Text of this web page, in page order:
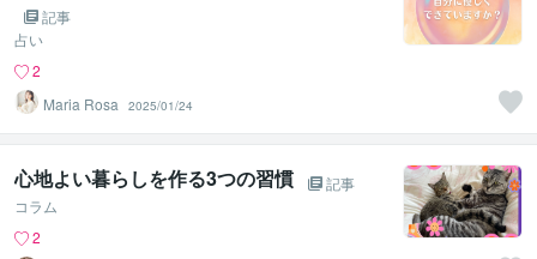
記事
占い
2
Maria Rosa
2025/01/24
心地よい暮らしを作る3つの習慣
記事
コラム
2